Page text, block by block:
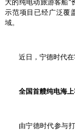
大的纯电动旅游客船“
示范项目已经广泛覆
域。
近日，宁德时代在
全国首艘纯电海
由宁德时代参与